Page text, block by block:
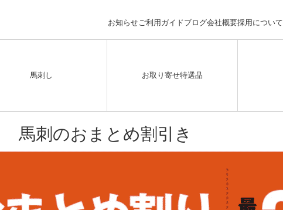
お知らせ ご利用ガイドブログ会社概要採用について
馬刺し お取り寄せ特選品
馬刺のおまとめ割引き